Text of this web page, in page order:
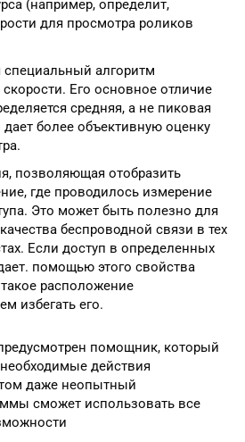
(например, определит,
для просмотра роликов
специальный алгоритм
скорости. Его основное отличие
средняя, а не пиковая
дает более объективную оценку
позволяющая отобразить
где проводилось измерение
Это может быть полезно для
беспроводной связи в тех
Если доступ в определенных
помощью этого свойства
расположение
избегать его.
помощник, который
действия
даже неопытный
сможет использовать все